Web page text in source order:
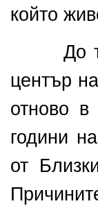
който
До
център
отново в
години
от